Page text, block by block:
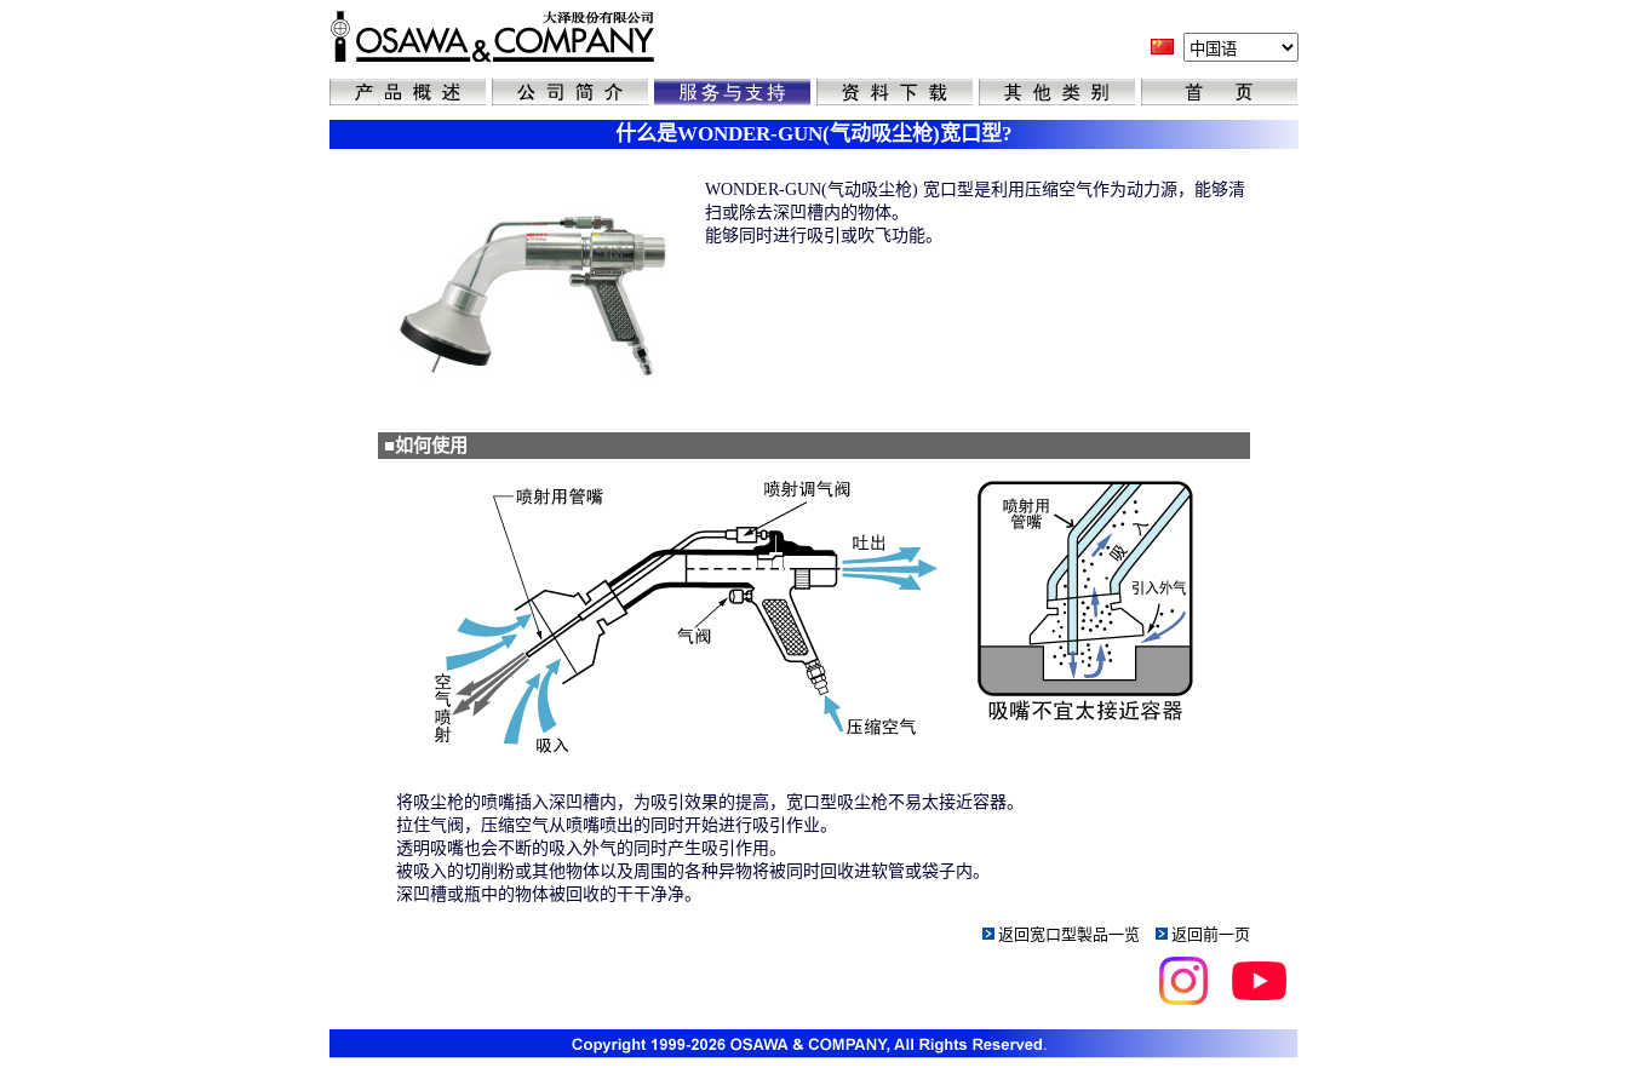
什么是WONDER-GUN(气动吸尘枪)宽口型?
WONDER-GUN(气动吸尘枪) 宽口型是利用压缩空气作为动力源，能够清
扫或除去深凹槽内的物体。
能够同时进行吸引或吹飞功能。
■如何使用
将吸尘枪的喷嘴插入深凹槽内，为吸引效果的提高，宽口型吸尘枪不易太接近容器。
拉住气阀，压缩空气从喷嘴喷出的同时开始进行吸引作业。
透明吸嘴也会不断的吸入外气的同时产生吸引作用。
被吸入的切削粉或其他物体以及周围的各种异物将被同时回收进软管或袋子内。
深凹槽或瓶中的物体被回收的干干净净。
返回 宽口型製品一览 返回前一页